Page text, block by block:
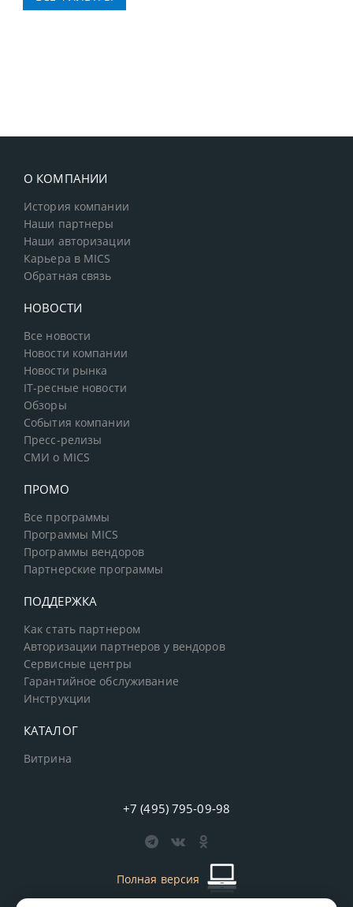
О КОМПАНИИ
История компании
Наши партнеры
Наши авторизации
Карьера в MICS
Обратная связь
НОВОСТИ
Все новости
Новости компании
Новости рынка
IT-ресные новости
Обзоры
События компании
Пресс-релизы
СМИ о MICS
ПРОМО
Все программы
Программы MICS
Программы вендоров
Партнерские программы
ПОДДЕРЖКА
Как стать партнером
Авторизации партнеров у вендоров
Сервисные центры
Гарантийное обслуживание
Инструкции
КАТАЛОГ
Витрина
+7 (495) 795-09-98
Полная версия